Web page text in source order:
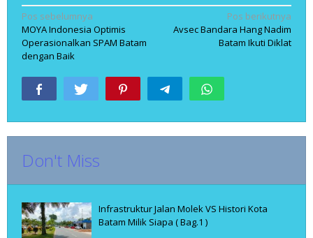
Navigasi
pos
Pos sebelumnya
MOYA Indonesia Optimis
Operasionalkan SPAM Batam
dengan Baik
Pos berikutnya
Avsec Bandara Hang Nadim
Batam Ikuti Diklat
Don't Miss
Infrastruktur Jalan Molek VS Histori Kota
Batam Milik Siapa ( Bag.1 )